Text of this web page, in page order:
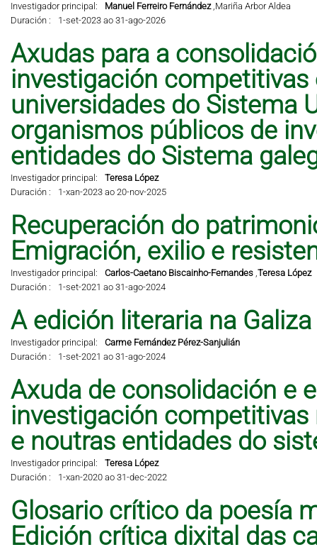
Investigador principal: Manuel Ferreiro Fernández,Mariña Arbor Aldea
Duración :
1-set-2023 ao 31-ago-2026
Axudas para a
investigación
universidades do Sistema
organismos públicos de
entidades do Sistema
Investigador principal:
Teresa López
Duración :
1-xan-2023 ao 20-nov-2025
Recuperación do
Emigración, exilio e
Investigador principal: Carlos-Caetano Biscainho-Fernandes,Teresa López
Duración :
1-set-2021 ao 31-ago-2024
A edición literaria na
Investigador principal:
Carme Fernández Pérez-Sanjulián
Duración :
1-set-2021 ao 31-ago-2024
Axuda de consolidación e
investigación competitivas
e noutras entidades do
Investigador principal:
Teresa López
Duración :
1-xan-2020 ao 31-dec-2022
Glosario crítico da poesía
Edición crítica dixital das